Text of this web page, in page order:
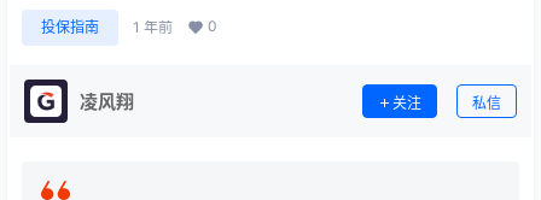
投保指南 1 年前 0
凌风翔 关注 私信